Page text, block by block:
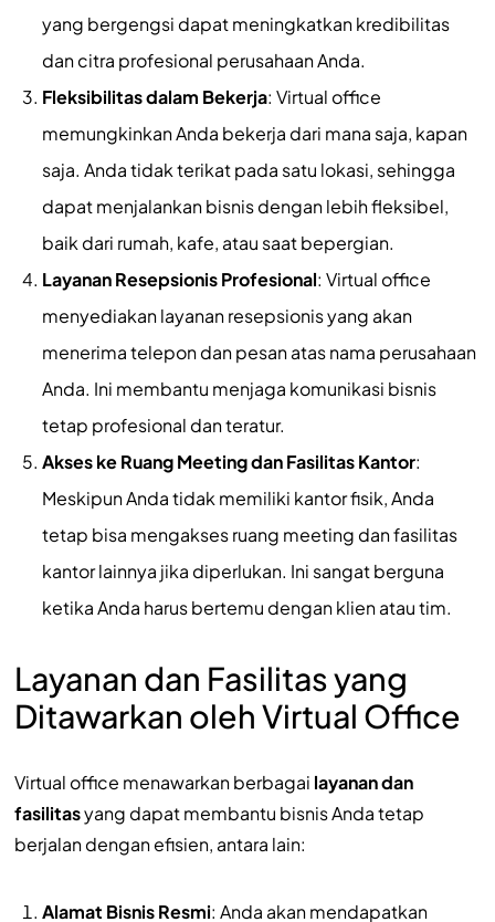
yang bergengsi dapat meningkatkan kredibilitas
dan citra profesional perusahaan Anda.
Fleksibilitas dalam Bekerja: Virtual office
memungkinkan Anda bekerja dari mana saja, kapan
saja. Anda tidak terikat pada satu lokasi, sehingga
dapat menjalankan bisnis dengan lebih fleksibel,
baik dari rumah, kafe, atau saat bepergian.
Layanan Resepsionis Profesional: Virtual office
menyediakan layanan resepsionis yang akan
menerima telepon dan pesan atas nama perusahaan
Anda. Ini membantu menjaga komunikasi bisnis
tetap profesional dan teratur.
Akses ke Ruang Meeting dan Fasilitas Kantor:
Meskipun Anda tidak memiliki kantor fisik, Anda
tetap bisa mengakses ruang meeting dan fasilitas
kantor lainnya jika diperlukan. Ini sangat berguna
ketika Anda harus bertemu dengan klien atau tim.
Layanan dan Fasilitas yang
Ditawarkan oleh Virtual Office
Virtual office menawarkan berbagai layanan dan
fasilitasyang dapat membantu bisnis Anda tetap
berjalan dengan efisien, antara lain:
Alamat Bisnis Resmi: Anda akan mendapatkan